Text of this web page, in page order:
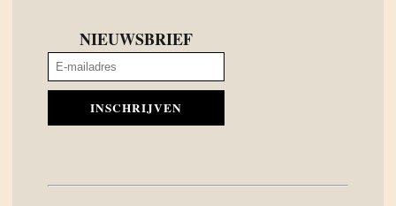
NIEUWSBRIEF
INSCHRIJVEN